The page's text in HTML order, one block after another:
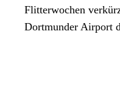
Flitterwochen
Dortmunder Airport